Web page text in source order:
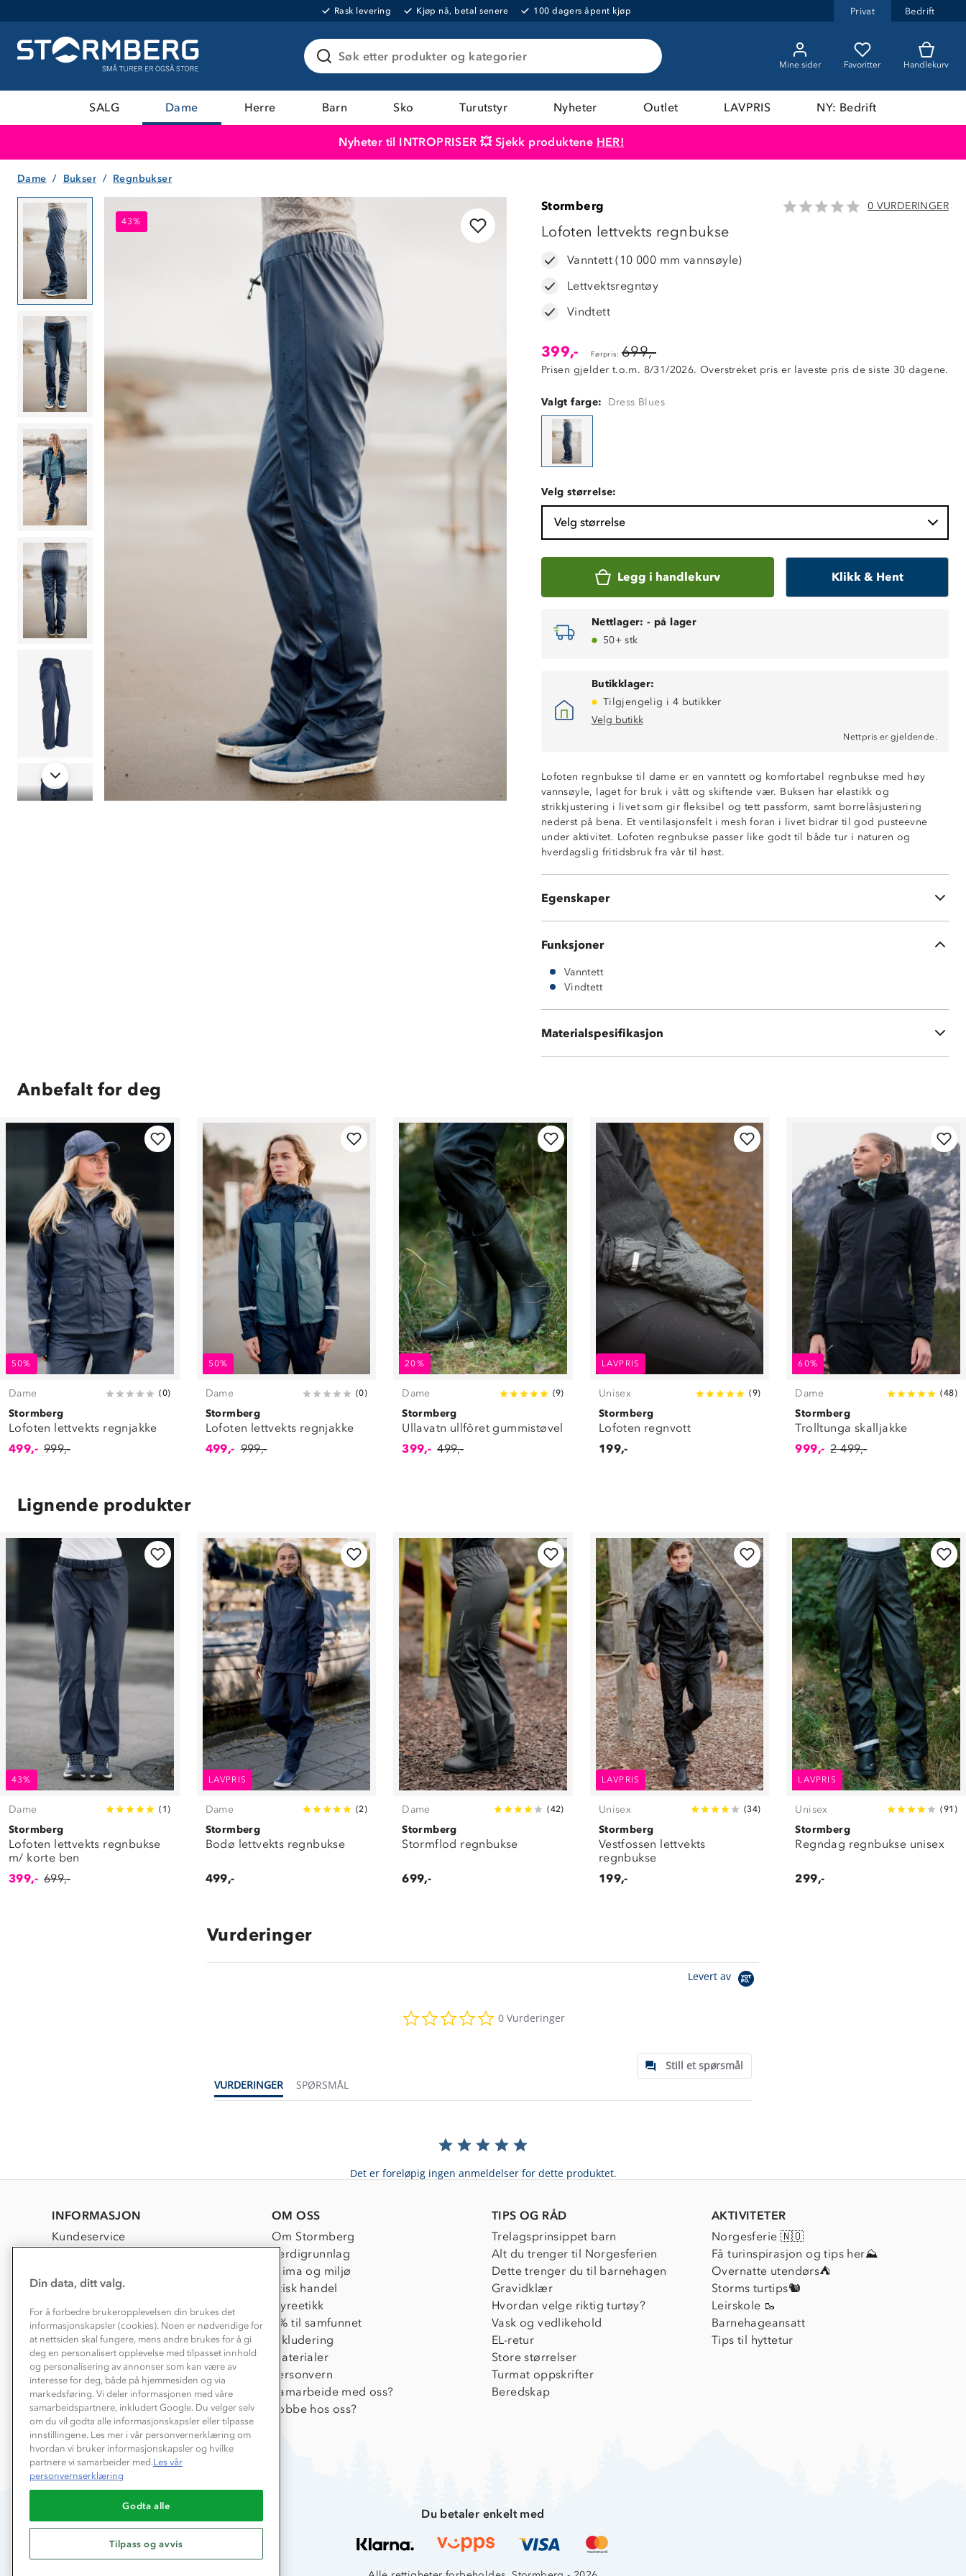
Rask levering Kjøp nå, betal senere 100 dagers åpent kjøp Privat Bedrift
Søk etter produkter og kategorier
Mine sider Favoritter Handlekurv
SALG Dame Herre Barn Sko Turutstyr Nyheter Outlet LAVPRIS NY: Bedrift
Nyheter til INTROPRISER 💥 Sjekk produktene HER!
Dame Bukser Regnbukser
43%
43%
Stormberg 0 VURDERINGER
Lofoten lettvekts regnbukse
Vanntett (10 000 mm vannsøyle)
Lettvektsregntøy
Vindtett
399,- Førpris: 699,-
Prisen gjelder t.o.m. 8/31/2026. Overstreket pris er laveste pris de siste 30 dagene.
Valgt farge: Dress Blues
Velg størrelse:
Velg størrelse
Legg i handlekurv Klikk & Hent
Nettlager: - på lager
50+ stk
Butikklager:
Tilgjengelig i 4 butikker
Velg butikk
Nettpris er gjeldende.
Lofoten regnbukse til dame er en vanntett og komfortabel regnbukse med høy
vannsøyle, laget for bruk i vått og skiftende vær. Buksen har elastikk og
strikkjustering i livet som gir fleksibel og tett passform, samt borrelåsjustering
nederst på bena. Et ventilasjonsfelt i mesh foran i livet bidrar til god pusteevne
under aktivitet. Lofoten regnbukse passer like godt til både tur i naturen og
hverdagslig fritidsbruk fra vår til høst.
Egenskaper
Vanntett (10 000 mm vannsøyle)
Lettvektsregntøy
Vindtett
Elastikk og strikkjustering i livet
Meshpanel i livet for ventilasjon
Buksen har ingen lommer
Funksjoner
Vanntett
Vindtett
Materialspesifikasjon
Innside: 100 % polyester
Anbefalt for deg
50%
Dame (0)
Stormberg
Lofoten lettvekts regnjakke
499,- 999,-
50%
Dame (0)
Stormberg
Lofoten lettvekts regnjakke
499,- 999,-
20%
Dame (9)
Stormberg
Ullavatn ullfôret gummistøvel
399,- 499,-
LAVPRIS
Unisex (9)
Stormberg
Lofoten regnvott
199,-
60%
Dame (48)
Stormberg
Trolltunga skalljakke
999,- 2 499,-
Lignende produkter
43%
Dame ( 1 )
Stormberg
Lofoten lettvekts regnbukse
m/ korte ben
399,- 699,-
LAVPRIS
Dame (2)
Stormberg
Bodø lettvekts regnbukse
499,-
Dame (42)
Stormberg
Stormflod regnbukse
699,-
LAVPRIS
Unisex (34)
Stormberg
Vestfossen lettvekts
regnbukse
199,-
LAVPRIS
Unisex (91 )
Stormberg
Regndag regnbukse unisex
299,-
Vurderinger
Levert av
star
0 Vurderinger
Still et spørsmål
VURDERINGER
SPØRSMÅL
Det er foreløpig ingen anmeldelser for dette produktet.
INFORMASJON
Kundeservice
Kundeklubb
Våre butikker
Bedrift, barnehage og SFO
Presse
OM OSS
Om Stormberg
Verdigrunnlag
Klima og miljø
Etisk handel
Dyreetikk
1% til samfunnet
Inkludering
Materialer
Personvern
Samarbeide med oss?
Jobbe hos oss?
TIPS OG RÅD
Trelagsprinsippet barn
Alt du trenger til Norgesferien
Dette trenger du til barnehagen
Gravidklær
Hvordan velge riktig turtøy?
Vask og vedlikehold
EL-retur
Store størrelser
Turmat oppskrifter
Beredskap
AKTIVITETER
Norgesferie 🇳🇴
Få turinspirasjon og tips her⛰
Overnatte utendørs⛺
Storms turtips🐿️
Leirskole 🥾
Barnehageansatt
Tips til hyttetur
Du betaler enkelt med
Din data, ditt valg.
For å forbedre brukeropplevelsen din brukes det
informasjonskapsler (cookies). Noen er nødvendige for
at nettsiden skal fungere, mens andre brukes for å gi
deg en personalisert opplevelse med tilpasset innhold
og personalisering av annonser som kan være av
interesse for deg, både på hjemmesiden og via
markedsføring. Vi deler informasjonen med våre
samarbeidspartnere, inkludert Google. Du velger selv
om du vil godta alle informasjonskapsler eller tilpasse
innstillingene. Les mer i vår personvernerklæring om
hvordan vi bruker informasjonskapsler og hvilke
partnere vi samarbeider med.Les vår
personvernserklæring
Godta alle
Tilpass og avvis